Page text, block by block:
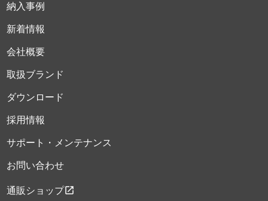
納入事例
新着情報
会社概要
取扱ブランド
ダウンロード
採用情報
サポート・メンテナンス
お問い合わせ
通販ショップopen_in_new